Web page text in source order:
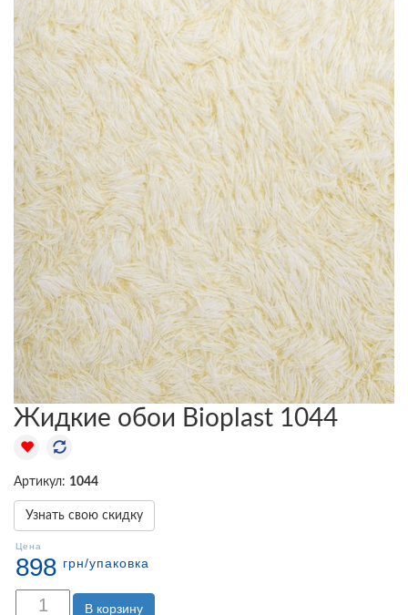
Жидкие обои Bioplast 1044
Артикул: 1044
Узнать свою скидку
Цена
898 грн/упаковка
В корзину